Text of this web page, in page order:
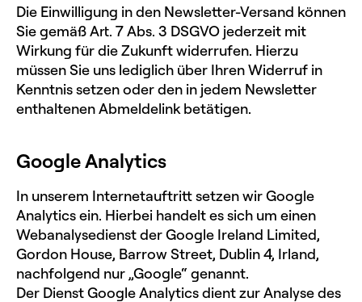
Die Einwilligung in den Newsletter-Versand können
Sie gemäß Art. 7 Abs. 3 DSGVO jederzeit mit
Wirkung für die Zukunft widerrufen. Hierzu
müssen Sie uns lediglich über Ihren Widerruf in
Kenntnis setzen oder den in jedem Newsletter
enthaltenen Abmeldelink betätigen.
Google Analytics
In unserem Internetauftritt setzen wir Google
Analytics ein. Hierbei handelt es sich um einen
Webanalysedienst der Google Ireland Limited,
Gordon House, Barrow Street, Dublin 4, Irland,
nachfolgend nur „Google“ genannt.
Der Dienst Google Analytics dient zur Analyse des